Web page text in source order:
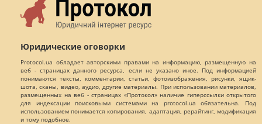
Юридические оговорки
Protocol.ua обладает авторскими правами на информацию, размещенную на
веб - страницах данного ресурса, если не указано иное. Под информацией
понимаются тексты, комментарии, статьи, фотоизображения, рисунки, ящик-
шота, сканы, видео, аудио, другие материалы. При использовании материалов,
размещенных на веб - страницах «Протокол» наличие гиперссылки открытого
для индексации поисковыми системами на protocol.ua обязательна. Под
использованием понимается копирования, адаптация, рерайтинг, модификация
и тому подобное.